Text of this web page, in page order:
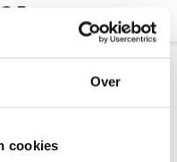
Over
cookies
€ 5,-
Bekijk product